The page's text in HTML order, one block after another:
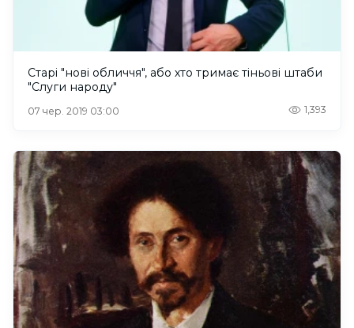
Старі "нові обличчя", або хто тримає тіньові штаби
"Слуги народу"
07 чер. 2019 03:00 1,393